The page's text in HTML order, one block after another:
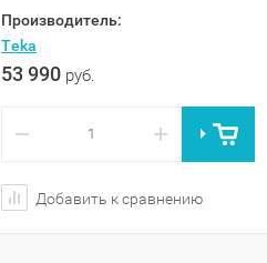
Производитель:
Teka
53 990 руб.
− +
Добавить к сравнению